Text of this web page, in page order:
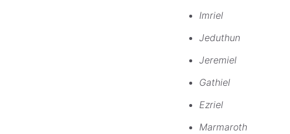
Imriel
Jeduthun
Jeremiel
Gathiel
Ezriel
Marmaroth